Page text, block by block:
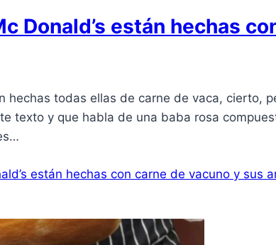
Donald’s están hechas
hechas todas ellas de carne de vaca,
texto y que habla de una baba rosa
están hechas con carne de vacuno y sus